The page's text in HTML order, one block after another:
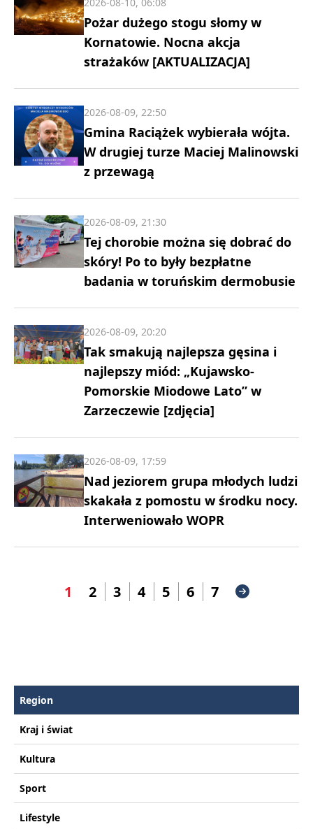
Pożar dużego stogu słomy w
Kornatowie. Nocna akcja
strażaków [AKTUALIZACJA]
Gmina Raciążek wybierała wójta.
W drugiej turze Maciej Malinowski
z przewagą
2026-08-09, 22:50
Tej chorobie można się dobrać do
skóry! Po to były bezpłatne
badania w toruńskim dermobusie
2026-08-09, 21:30
Tak smakują najlepsza gęsina i
najlepszy miód: „Kujawsko-
Pomorskie Miodowe Lato” w
Zarzeczewie [zdjęcia]
2026-08-09, 20:20
Nad jeziorem grupa młodych ludzi
skakała z pomostu w środku nocy.
Interweniowało WOPR
2026-08-09, 17:59
1 2 3 4 5 6 7
Region
Kraj i świat
Kultura
Sport
Lifestyle